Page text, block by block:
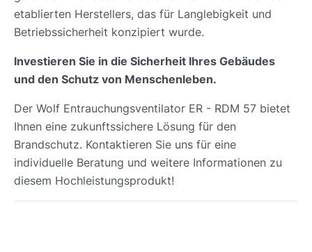
etablierten Herstellers, das für Langlebigkeit und
Betriebssicherheit konzipiert wurde.
Investieren Sie in die Sicherheit Ihres Gebäudes
und den Schutz von Menschenleben.
Der Wolf Entrauchungsventilator ER - RDM 57 bietet
Ihnen eine zukunftssichere Lösung für den
Brandschutz. Kontaktieren Sie uns für eine
individuelle Beratung und weitere Informationen zu
diesem Hochleistungsprodukt!